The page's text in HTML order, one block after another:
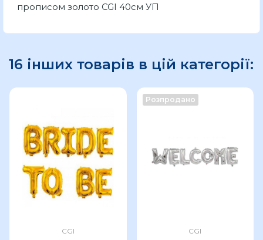
прописом золото CGI 40см УП
16 інших товарів в цій категорії:
CGI
Розпродано
CGI